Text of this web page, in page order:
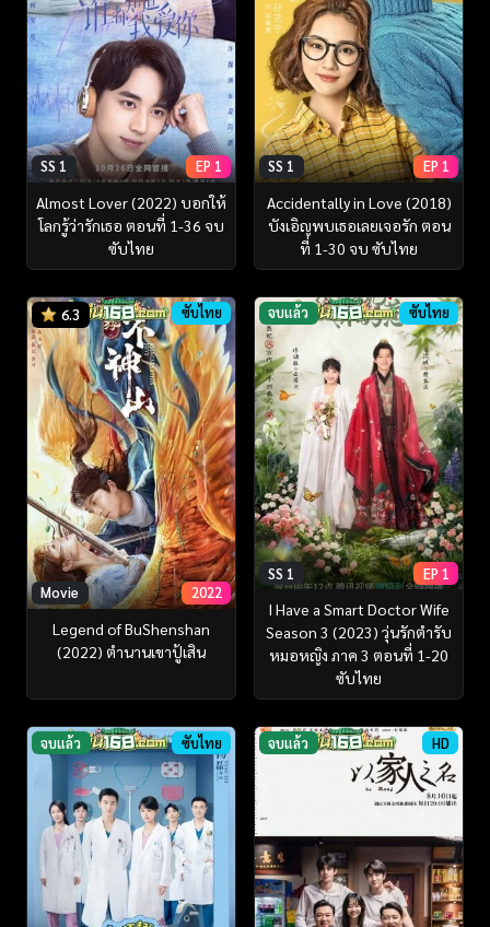
SS 1 EP 1
Almost Lover (2022) บอกให้
โลกรู้ว่ารักเธอ ตอนที่ 1-36 จบ
ซับไทย
SS 1 EP 1
Accidentally in Love (2018)
บังเอิญพบเธอเลยเจอรัก ตอน
ที่ 1-30 จบ ซับไทย
6.3 ซับไทย
Movie 2022
Legend of BuShenshan
(2022) ตำนานเขาปู้เสิน
จบแล้ว ซับไทย
SS 1 EP 1
I Have a Smart Doctor Wife
Season 3 (2023) วุ่นรักตำรับ
หมอหญิง ภาค 3 ตอนที่ 1-20
ซับไทย
จบแล้ว ซับไทย จบแล้ว HD